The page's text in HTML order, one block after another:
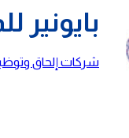
بايونير
شركات إلحاق